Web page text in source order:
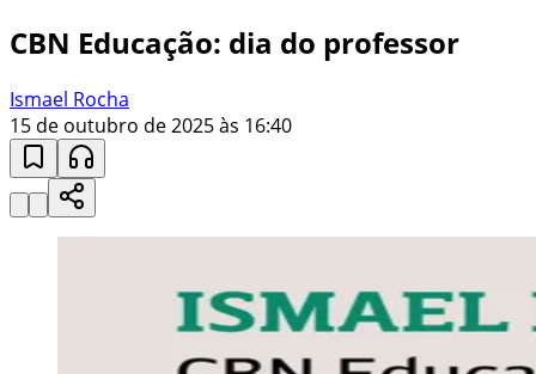
CBN Educação: dia do professor
Ismael Rocha
15 de outubro de 2025 às 16:40